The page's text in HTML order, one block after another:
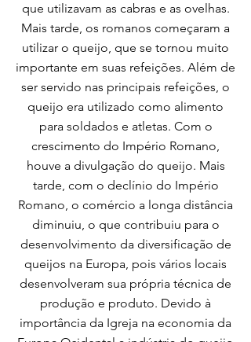
que utilizavam as cabras e as ovelhas.
Mais tarde, os romanos começaram a
utilizar o queijo, que se tornou muito
importante em suas refeições. Além de
ser servido nas principais refeições, o
queijo era utilizado como alimento
para soldados e atletas. Com o
crescimento do Império Romano,
houve a divulgação do queijo. Mais
tarde, com o declínio do Império
Romano, o comércio a longa distância
diminuiu, o que contribuiu para o
desenvolvimento da diversificação de
queijos na Europa, pois vários locais
desenvolveram sua própria técnica de
produção e produto. Devido à
importância da Igreja na economia da